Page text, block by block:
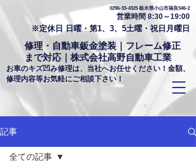
0296-33-4325 栃木県小山市福良546-2
営業時間 8:30～19:00
※定休日 日曜・第1、3、5土曜・祝日月曜日
修理・自動車鈑金塗装｜フレーム修正
まで対応｜株式会社高野自動車工業
お車のキズ凹み修理は、当社へお任せください！金額、
修理内容等お気軽にご相談下さい！
記事
全ての記事